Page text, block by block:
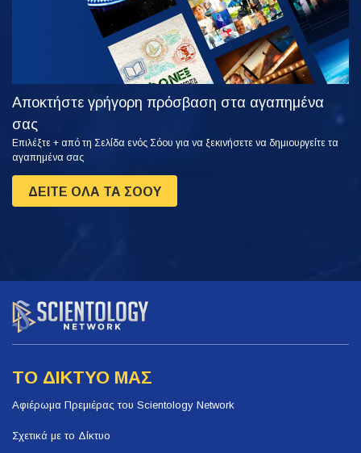
Αποκτήστε γρήγορη πρόσβαση στα αγαπημένα
σας
Επιλέξτε + από τη Σελίδα ενός Σόου για να ξεκινήσετε να δημιουργείτε τα
αγαπημένα σας
ΔΕΙΤΕ ΟΛΑ ΤΑ ΣΟΟΥ
ΤΟ ΔΙΚΤΥΟ ΜΑΣ
Αφιέρωμα Πρεμιέρας του Scientology Network
Σχετικά με το Δίκτυο